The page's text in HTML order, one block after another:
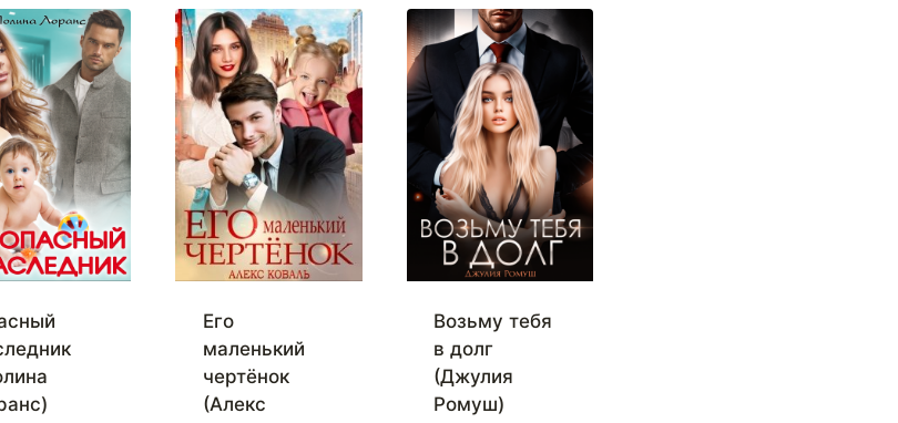
Его
маленький
чертёнок
(Алекс
Возьму тебя
в долг
(Джулия
Ромуш)